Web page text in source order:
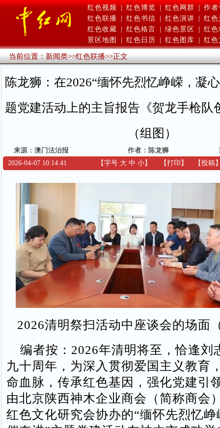
红色视频 | 红色博览 | 红色网群 | 作者
红色联播
红色书信 红色演讲
红色
红色收藏
红色格言 绿色景区
红色
景区地图
红色日历 红色图库 红色
当前位置：新闻类>>红色联播>>正文
陈龙狮：在2026“缅怀先烈忆峥嵘，凝
题党建活动上的主旨报告《贺龙手枪队
（组图）
来源：澳门法治报 作者：陈龙狮
2026-04-07 10:14:41
【字号 大 中 小】 【打印 】 【投稿
2026清明祭扫活动中座谈会的场面
编者按：2026年清明将至，恰逢刘
九十周年，为深入贯彻爱国主义教育
命血脉，传承红色基因，强化党建引
由北京陕西神木企业商会（简称商会
红色文化研究会协办的“缅怀先烈忆